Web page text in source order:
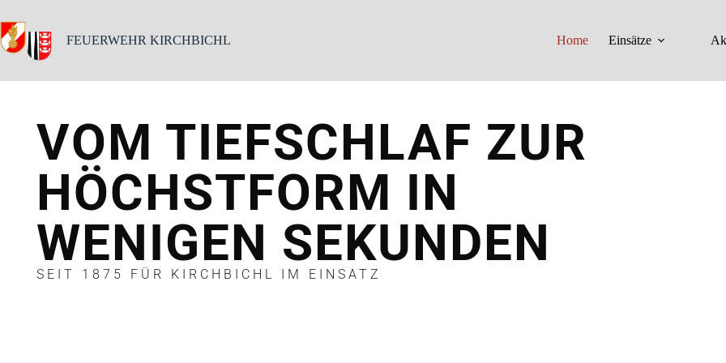
FEUERWEHR KIRCHBICHL Home Einsätze
VOM TIEFSCHLAF ZUR
HÖCHSTFORM IN
WENIGEN SEKUNDEN
SEIT 1875 FÜR KIRCHBICHL IM EINSATZ